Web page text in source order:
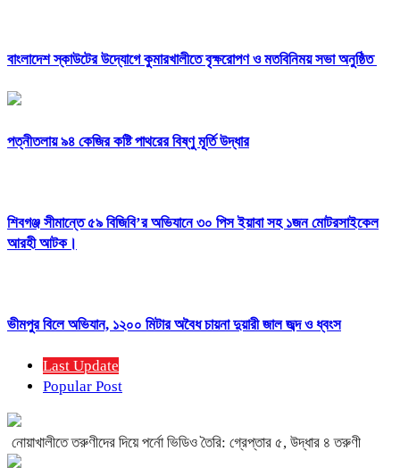
বাংলাদেশ স্কাউটের উদ্যোগে কুমারখালীতে বৃক্ষরোপণ ও মতবিনিময় সভা অনুষ্ঠিত
পত্নীতলায় ৯৪ কেজির কষ্টি পাথরের বিষ্ণু মূর্তি উদ্ধার
শিবগঞ্জ সীমান্তে ৫৯ বিজিবি’র অভিযানে ৩০ পিস ইয়াবা সহ ১জন মোটরসাইকেল
আরহী আটক।
ভীমপুর বিলে অভিযান, ১২০০ মিটার অবৈধ চায়না দুয়ারী জাল জব্দ ও ধ্বংস
Last Update
Popular Post
নোয়াখালীতে তরুণীদের দিয়ে পর্নো ভিডিও তৈরি: গ্রেপ্তার ৫, উদ্ধার ৪ তরুণী